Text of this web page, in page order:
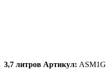
3,7 литров Артикул: ASM1G